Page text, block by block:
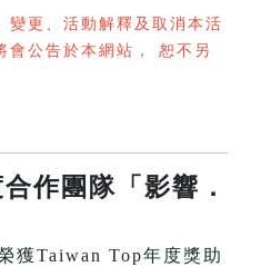
更、活動解釋及取消本活
會公告於本網站， 恕不另
作團隊「影響．
獲Taiwan Top年度獎助